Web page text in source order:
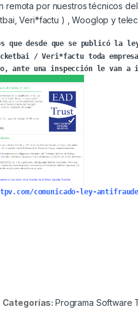
remota por nuestros técnicos
Veri*factu ) , Wooglop y
que desde que se publicó la
/ Veri*factu toda
comunicado-ley-
Categorías: Programa Software